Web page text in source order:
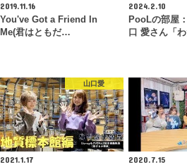
2019.11.16
You've Got a Friend In
Me(君はともだ…
2024.2.10
PooLの部屋
口 愛さん「
山口愛
2021.1.17
2020.7.15